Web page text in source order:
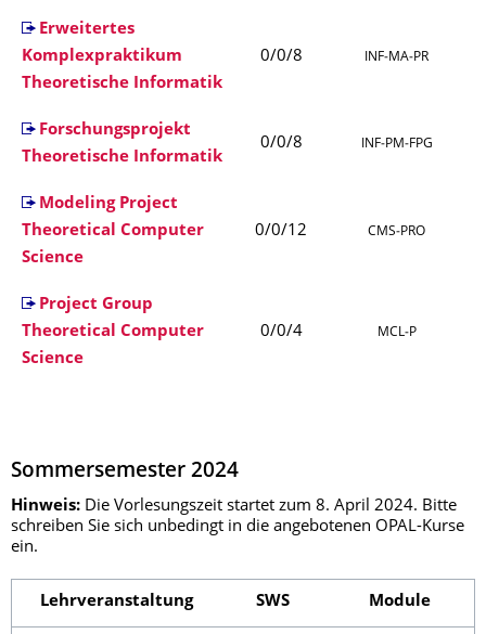
Erweitertes
Komplexpraktikum
Theoretische Informatik
0/0/8 INF‑MA‑PR
Forschungsprojekt
Theoretische Informatik
0/0/8 INF‑PM‑FPG
Modeling Project
Theoretical Computer
Science
0/0/12 CMS‑PRO
Project Group
Theoretical Computer
Science
0/0/4 MCL‑P
Sommersemester 2024
Hinweis: Die Vorlesungszeit startet zum 8. April 2024. Bitte
schreiben Sie sich unbedingt in die angebotenen OPAL-Kurse
ein.
Lehrveranstaltung SWS Module